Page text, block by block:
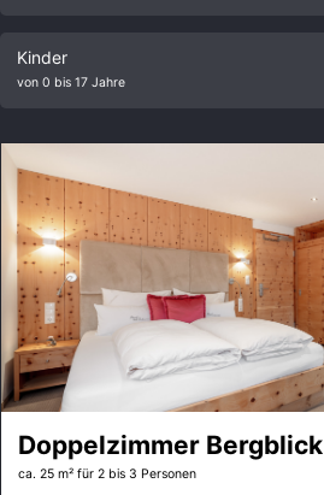
Kinder
von 0 bis 17 Jahre
Doppelzimmer Bergblick
ca. 25 m² für 2 bis 3 Personen